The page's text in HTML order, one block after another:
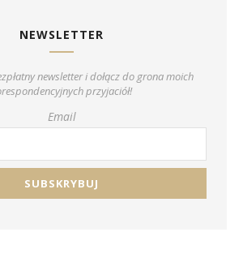
NEWSLETTER
newsletter i dołącz do grona moich
przyjaciół!
Email